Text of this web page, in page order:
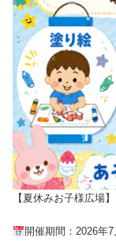
【夏休みお子様広場】
開催期間：2026年7